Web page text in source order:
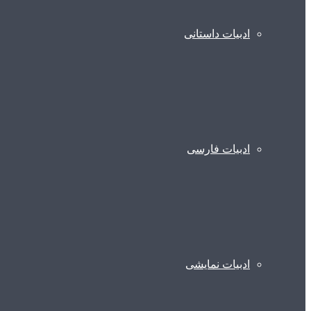
ادبیات داستانی
ادبیات فارسی
ادبیات نمایشی